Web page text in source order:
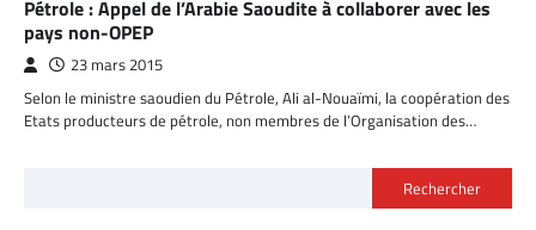
Pétrole : Appel de l’Arabie Saoudite à collaborer avec les
pays non-OPEP
23 mars 2015
Selon le ministre saoudien du Pétrole, Ali al-Nouaïmi, la coopération des
Etats producteurs de pétrole, non membres de l’Organisation des…
Rechercher